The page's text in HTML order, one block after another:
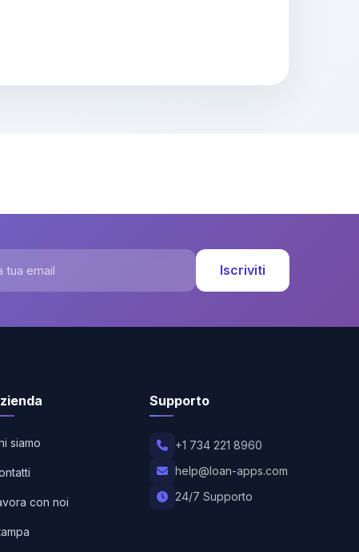
email
Iscriviti
siamo
con noi
Supporto
+1 734 221 8960
help@loan-apps.com
24/7 Supporto